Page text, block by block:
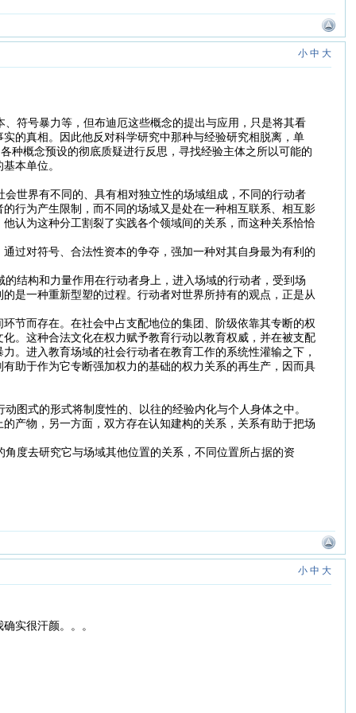
小 中 大
符号暴力等，但布迪厄这些概念的提出与应用，只是将其看
的真相。因此他反对科学研究中那种与经验研究相脱离，单
种概念预设的彻底质疑进行反思，寻找经验主体之所以可能的
本单位。
世界有不同的、具有相对独立性的场域组成，不同的行动者
行为产生限制，而不同的场域又是处在一种相互联系、相互影
认为这种分工割裂了实践各个领域间的关系，而这种关系恰恰
过对符号、合法性资本的争夺，强加一种对其自身最为有利的
结构和力量作用在行动者身上，进入场域的行动者，受到场
是一种重新型塑的过程。行动者对世界所持有的观点，正是从
节而存在。在社会中占支配地位的集团、阶级依靠其专断的权
。这种合法文化在权力赋予教育行动以教育权威，并在被支配
。进入教育场域的社会行动者在教育工作的系统性灌输之下，
助于作为它专断强加权力的基础的权力关系的再生产，因而具
图式的形式将制度性的、以往的经验内化与个人身体之中。
产物，另一方面，双方存在认知建构的关系，关系有助于把场
度去研究它与场域其他位置的关系，不同位置所占据的资
小 中 大
实很汗颜。。。